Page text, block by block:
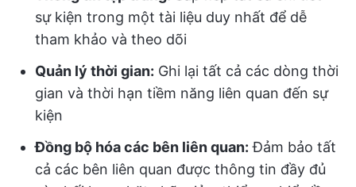
sự kiện trong một tài liệu duy nhất để dễ
tham khảo và theo dõi
Quản lý thời gian: Ghi lại tất cả các dòng thời
gian và thời hạn tiềm năng liên quan đến sự
kiện
Đồng bộ hóa các bên liên quan: Đảm bảo tất
cả các bên liên quan được thông tin đầy đủ